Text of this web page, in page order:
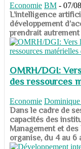
Economie BM - 07/
​​​​​​​L’intelligence
développement
prendrait autrement
OMRH/DGI:
des ressources
Economie
Dans le cadre de
capacités des
Management et
organise, du 4 au 6